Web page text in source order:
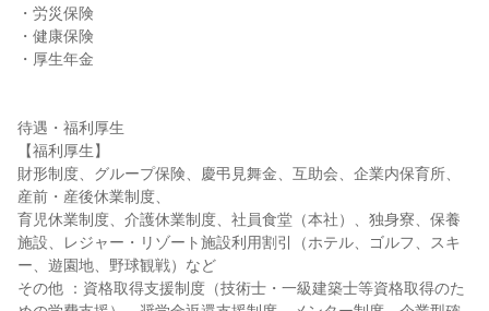
・労災保険
・健康保険
・厚生年金
待遇・福利厚生
【福利厚生】
財形制度、グループ保険、慶弔見舞金、互助会、企業内保育所、
産前・産後休業制度、
育児休業制度、介護休業制度、社員食堂（本社）、独身寮、保養
施設、レジャー・リゾート施設利用割引（ホテル、ゴルフ、スキ
ー、遊園地、野球観戦）など
その他 ：資格取得支援制度（技術士・一級建築士等資格取得のた